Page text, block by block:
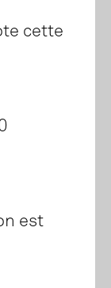
cette
est